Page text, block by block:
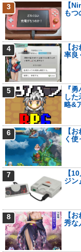
3
【
もつ
4
【
率良
5
『
し
略&
6
【
く使
7
【
ジン
8
【
秀な